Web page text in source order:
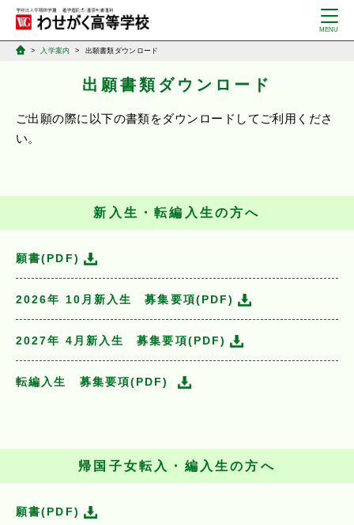
入学案内 出願書類ダウンロード
出願書類ダウンロード
ご出願の際に以下の書類をダウンロードしてご利用くださ
い。
新入生・転編入生の方へ
願書(PDF)
2026年 10月新入生 募集要項(PDF)
2027年 4月新入生 募集要項(PDF)
転編入生 募集要項(PDF)
帰国子女転入・編入生の方へ
願書(PDF)